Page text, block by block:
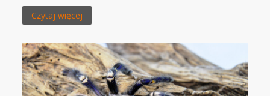
Czytaj więcej